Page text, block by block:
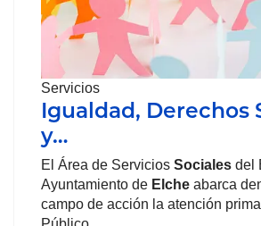
Servicios
Igualdad, Derechos
y…
El Área de Servicios Sociales del
Ayuntamiento de Elche abarca
campo de acción la atención